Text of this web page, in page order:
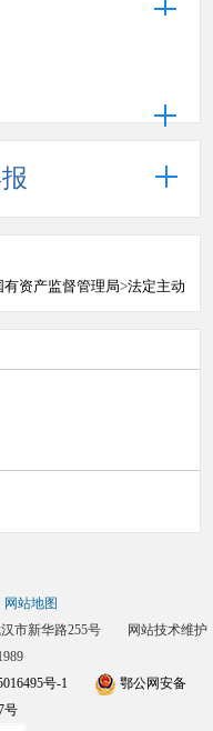
有资产监督管理局>法定主动
网站地图
市新华路255号 网站技术维护
号-1
鄂公网安备
号